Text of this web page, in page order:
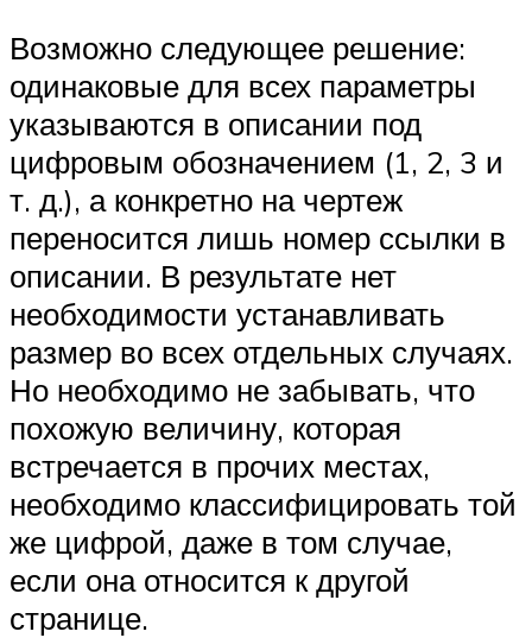
Возможно следующее решение:
одинаковые для всех параметры
указываются в описании под
цифровым обозначением (1, 2, 3 и
т. д.), а конкретно на чертеж
переносится лишь номер ссылки в
описании. В результате нет
необходимости устанавливать
размер во всех отдельных случаях.
Но необходимо не забывать, что
похожую величину, которая
встречается в прочих местах,
необходимо классифицировать той
же цифрой, даже в том случае,
если она относится к другой
странице.